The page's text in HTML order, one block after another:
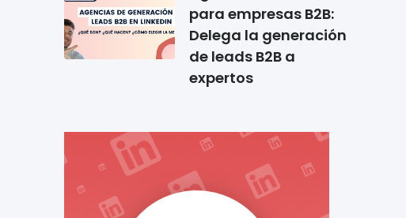
para empresas B2B:
Delega la generación
de leads B2B a
expertos